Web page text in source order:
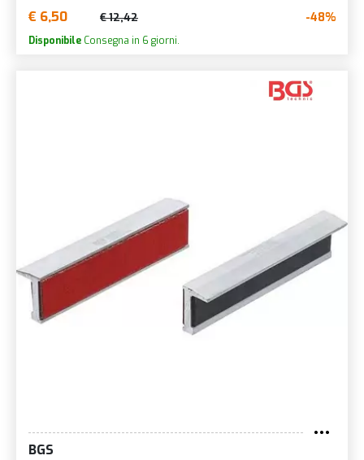
€ 6,50 € 12,42 -48%
Disponibile Consegna in 6 giorni.
BGS